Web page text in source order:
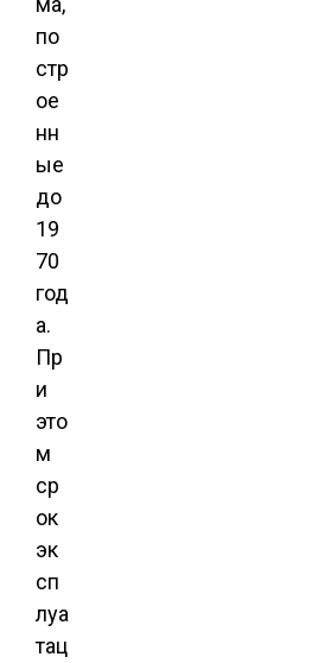
по
стр
ое
нн
ые
до
19
70
год
а.
Пр
и
это
м
ср
ок
эк
сп
луа
тац